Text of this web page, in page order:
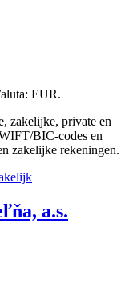
EUR.
zakelijke, private en
BIC-codes en
zakelijke rekeningen.
a.s.